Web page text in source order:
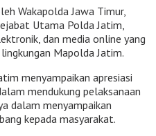
Wakapolda Jawa Timur,
Utama Polda Jatim,
dan media online yang
Mapolda Jatim.
menyampaikan apresiasi
mendukung pelaksanaan
dalam menyampaikan
kepada masyarakat.